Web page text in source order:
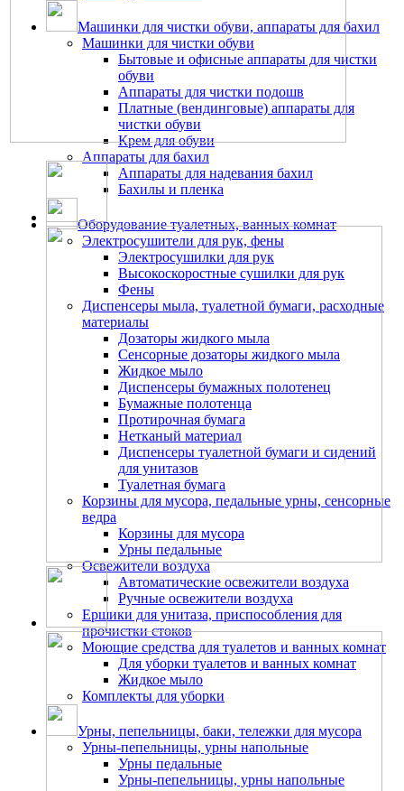
Машинки для чистки обуви, аппараты для бахил
Машинки для чистки обуви
Бытовые и офисные аппараты для чистки
обуви
Аппараты для чистки подошв
Платные (вендинговые) аппараты для
чистки обуви
Крем для обуви
Аппараты для бахил
Аппараты для надевания бахил
Бахилы и пленка
Оборудование туалетных, ванных комнат
Электросушители для рук, фены
Электросушилки для рук
Высокоскоростные сушилки для рук
Фены
Диспенсеры мыла, туалетной бумаги, расходные
материалы
Дозаторы жидкого мыла
Сенсорные дозаторы жидкого мыла
Жидкое мыло
Диспенсеры бумажных полотенец
Бумажные полотенца
Протирочная бумага
Нетканый материал
Диспенсеры туалетной бумаги и сидений
для унитазов
Туалетная бумага
Корзины для мусора, педальные урны, сенсорные
ведра
Корзины для мусора
Урны педальные
Освежители воздуха
Автоматические освежители воздуха
Ручные освежители воздуха
Ершики для унитаза, приспособления для
прочистки стоков
Моющие средства для туалетов и ванных комнат
Для уборки туалетов и ванных комнат
Жидкое мыло
Комплекты для уборки
Урны, пепельницы, баки, тележки для мусора
Урны-пепельницы, урны напольные
Урны педальные
Урны-пепельницы, урны напольные